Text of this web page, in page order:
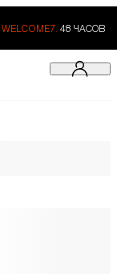
WELCOME7. 48 ЧАСОВ